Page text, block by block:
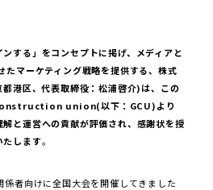
ンする」をコンセプトに掲げ、メディアと
たマーケティング戦略を提供する、株式
港区、代表取締役：松浦啓介)は、この
union(以下：GCU)より
と運営への貢献が評価され、感謝状を授
たします。
係者向けに全国大会を開催してきました